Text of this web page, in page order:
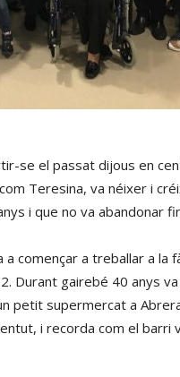
se el passat dijous en
Teresina, va néixer i
i que no va abandonar
a començar a treballar a
Durant gairebé 40 anys
petit supermercat a
i recorda com el barri